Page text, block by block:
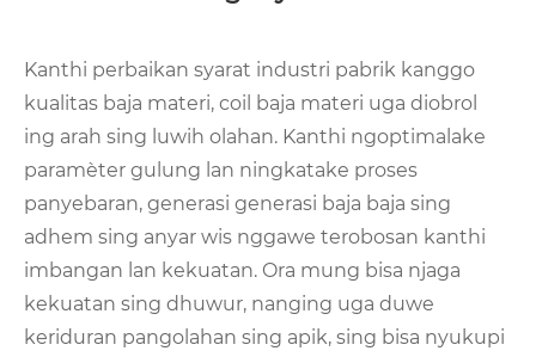
Kanthi perbaikan syarat industri pabrik kanggo
kualitas baja materi, coil baja materi uga diobrol
ing arah sing luwih olahan. Kanthi ngoptimalake
paramèter gulung lan ningkatake proses
panyebaran, generasi generasi baja baja sing
adhem sing anyar wis nggawe terobosan kanthi
imbangan lan kekuatan. Ora mung bisa njaga
kekuatan sing dhuwur, nanging uga duwe
keriduran pangolahan sing apik, sing bisa nyukupi